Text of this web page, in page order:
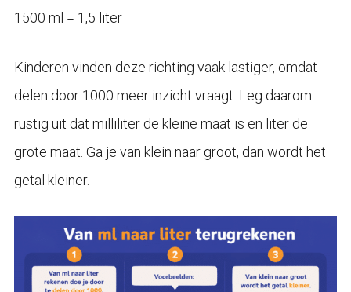
1500 ml = 1,5 liter
Kinderen vinden deze richting vaak lastiger, omdat
delen door 1000 meer inzicht vraagt. Leg daarom
rustig uit dat milliliter de kleine maat is en liter de
grote maat. Ga je van klein naar groot, dan wordt het
getal kleiner.